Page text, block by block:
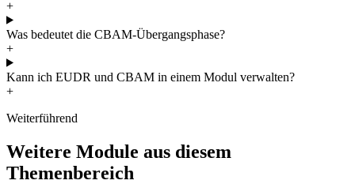
+
Was bedeutet die CBAM-Übergangsphase?
+
Kann ich EUDR und CBAM in einem Modul verwalten?
+
Weiterführend
Weitere Module aus diesem
Themenbereich